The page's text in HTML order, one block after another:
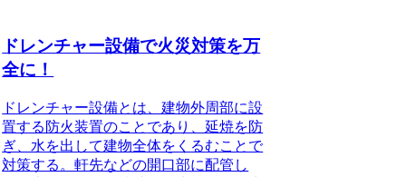
ドレンチャー設備で火災対策を万
全に！
ドレンチャー設備とは、建物外周部に設
置する防火装置のこと であり、延焼を防
ぎ、水を出して建物全体をくるむことで
対策する。軒先などの開口部に配管し